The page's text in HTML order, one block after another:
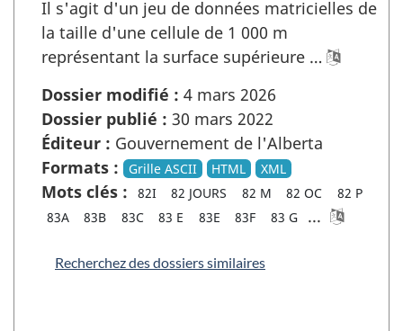
Il s'agit d'un jeu de données matricielles de
la taille d'une cellule de 1 000 m
représentant la surface supérieure …
Dossier modifié : 4 mars 2026
Dossier publié : 30 mars 2022
Éditeur : Gouvernement de l'Alberta
Formats :
Grille ASCII HTML XML
Mots clés : 82I 82 JOURS 82 M 82 OC
82 P
83A
83B 83C 83 E 83E 83F 83 G ...
Recherchez des dossiers similaires